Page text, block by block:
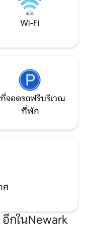
Wi-Fi
จอดรถฟรีบริเวณ
ที่พัก
ศ
กในNewark